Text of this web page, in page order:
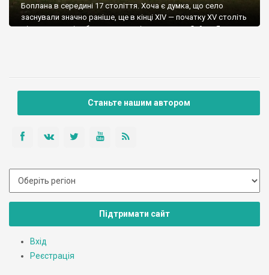
Боплана в середині 17 століття. Хоча є думка, що село
заснували значно раніше, ще в кінці XIV — початку XV століть
мірошники, які набудували млинів на рукавах Сейму. Якщо
Станьте нашим автором
Підтримати сайт
Вхід
Реєстрація